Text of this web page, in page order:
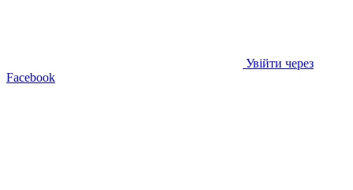
Увійти через
Facebook